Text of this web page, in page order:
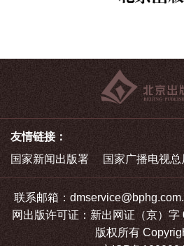
友情链接：
国家新闻出版署
国家广播电视总
联系邮箱：
网出版许可证：新出网证（京）
版权所有